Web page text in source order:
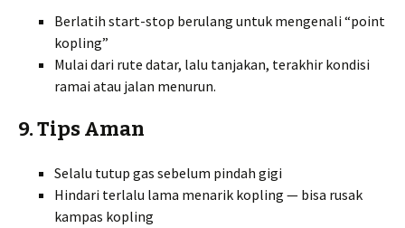
Berlatih start-stop berulang untuk mengenali “point
kopling”
Mulai dari rute datar, lalu tanjakan, terakhir kondisi
ramai atau jalan menurun.
9. Tips Aman
Selalu tutup gas sebelum pindah gigi
Hindari terlalu lama menarik kopling — bisa rusak
kampas kopling